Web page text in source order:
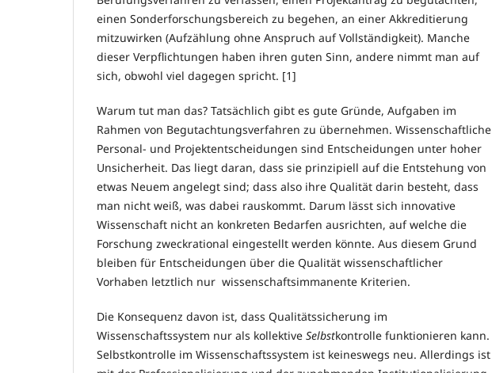
einen Sonderforschungsbereich zu begehen, an einer Akkreditierung
mitzuwirken (Aufzählung ohne Anspruch auf Vollständigkeit). Manche
dieser Verpflichtungen haben ihren guten Sinn, andere nimmt man auf
sich, obwohl viel dagegen spricht. [1]
Warum tut man das? Tatsächlich gibt es gute Gründe, Aufgaben im
Rahmen von Begutachtungsverfahren zu übernehmen. Wissenschaftliche
Personal- und Projektentscheidungen sind Entscheidungen unter hoher
Unsicherheit. Das liegt daran, dass sie prinzipiell auf die Entstehung von
etwas Neuem angelegt sind; dass also ihre Qualität darin besteht, dass
man nicht weiß, was dabei rauskommt. Darum lässt sich innovative
Wissenschaft nicht an konkreten Bedarfen ausrichten, auf welche die
Forschung zweckrational eingestellt werden könnte. Aus diesem Grund
bleiben für Entscheidungen über die Qualität wissenschaftlicher
Vorhaben letztlich nur wissenschaftsimmanente Kriterien.
Die Konsequenz davon ist, dass Qualitätssicherung im
Wissenschaftssystem nur als kollektive Selbstkontrolle funktionieren kann.
Selbstkontrolle im Wissenschaftssystem ist keineswegs neu. Allerdings ist